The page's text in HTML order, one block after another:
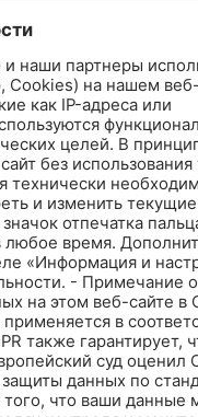
данных для посетителей сайта
INTERNET